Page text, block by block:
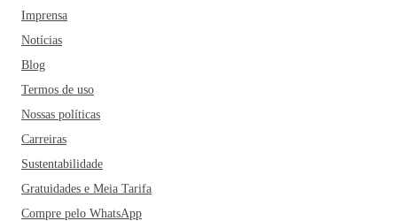
Imprensa
Notícias
Blog
Termos de uso
Nossas políticas
Carreiras
Sustentabilidade
Gratuidades e Meia Tarifa
Compre pelo WhatsApp